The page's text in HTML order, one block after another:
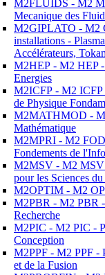
M2FLUIDS - M2
Mecanique des
M2GIPLATO - M2
installations -
Accélérateurs,
M2HEP - M2 HEP -
Energies
M2ICFP - M2 ICFP
de Physique
M2MATHMOD -
Mathématique
M2MPRI - M2
Fondements de
M2MSV - M2 MSV
pour les Sciences
M2OPTIM - M2
M2PBR - M2 PBR
Recherche
M2PIC - M2 PIC -
Conception
M2PPF - M2 PPF -
et de la Fusion